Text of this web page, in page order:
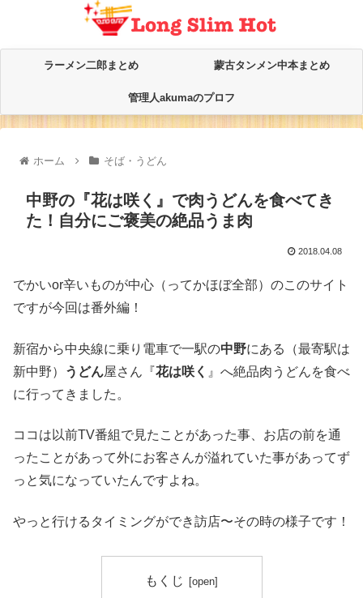
ラーメン二郎まとめ 蒙古タンメン中本まとめ
管理人akumaのプロフ
ホーム そば・うどん
中野の『花は咲く』で肉うどんを食べてき
た！自分にご褒美の絶品うま肉
2018.04.08
でかいor辛いものが中心（ってかほぼ全部）のこのサイト
ですが今回は番外編！
新宿から中央線に乗り電車で一駅の中野にある（最寄駅は
新中野）
うどん屋さん『花は咲く 』へ絶品肉うどんを食べ
に行ってきました。
ココは以前TV番組で見たことがあった事、お店の前を通
ったことがあって外にお客さんが溢れていた事があってず
っと気になっていたんですよね。
やっと行けるタイミングができ訪店〜その時の様子です！
もくじ